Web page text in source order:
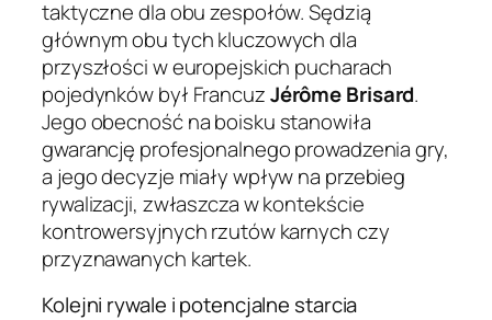
taktyczne dla obu zespołów. Sędzią
głównym obu tych kluczowych dla
przyszłości w europejskich pucharach
pojedynków był FrancuzJérôme Brisard.
Jego obecność na boisku stanowiła
gwarancję profesjonalnego prowadzenia gry,
a jego decyzje miały wpływ na przebieg
rywalizacji, zwłaszcza w kontekście
kontrowersyjnych rzutów karnych czy
przyznawanych kartek.
Kolejni rywale i potencjalne starcia